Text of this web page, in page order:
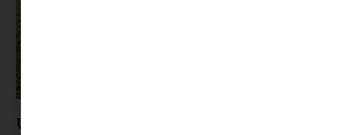
Utazik a Minimag | Sokorópátka